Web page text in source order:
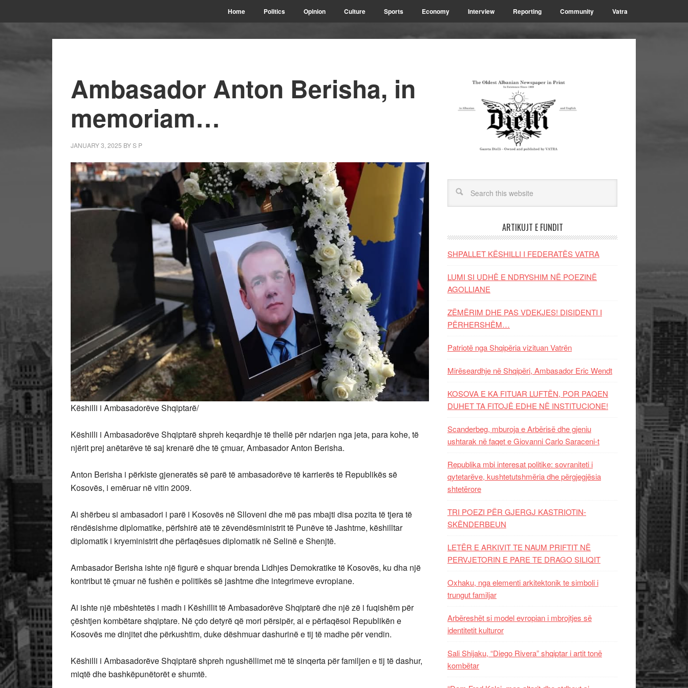
Home Politics Opinion Culture Sports Economy Interview Reporting Community Vatra
Ambasador Anton Berisha, in
memoriam…
JANUARY 3, 2025 BYS P
Këshilli i Ambasadorëve Shqiptarë/
Këshilli i Ambasadorëve Shqiptarë shpreh keqardhje të thellë për ndarjen nga jeta, para kohe, të
njërit prej anëtarëve të saj krenarë dhe të çmuar, Ambasador Anton Berisha.
Anton Berisha i përkiste gjeneratës së parë të ambasadorëve të karrierës të Republikës së
Kosovës, i emëruar në vitin 2009.
Ai shërbeu si ambasadori i parë i Kosovës në Slloveni dhe më pas mbajti disa pozita të tjera të
rëndësishme diplomatike, përfshirë atë të zëvendësministrit të Punëve të Jashtme, këshilltar
diplomatik i kryeministrit dhe përfaqësues diplomatik në Selinë e Shenjtë.
Ambasador Berisha ishte një figurë e shquar brenda Lidhjes Demokratike të Kosovës, ku dha një
kontribut të çmuar në fushën e politikës së jashtme dhe integrimeve evropiane.
Ai ishte një mbështetës i madh i Këshillit të Ambasadorëve Shqiptarë dhe një zë i fuqishëm për
çështjen kombëtare shqiptare. Në çdo detyrë që mori përsipër, ai e përfaqësoi Republikën e
Kosovës me dinjitet dhe përkushtim, duke dëshmuar dashurinë e tij të madhe për vendin.
Këshilli i Ambasadorëve Shqiptarë shpreh ngushëllimet më të sinqerta për familjen e tij të dashur,
miqtë dhe bashkëpunëtorët e shumtë.
ARTIKUJT E FUNDIT
SHPALLET KËSHILLI I FEDERATËS VATRA
LUMI SI UDHË E NDRYSHIM NË POEZINË
AGOLLIANE
ZËMËRIM DHE PAS VDEKJES! DISIDENTI I
PËRHERSHËM…
Patriotë nga Shqipëria vizituan Vatrën
Mirëseardhje në Shqipëri, Ambasador Eric Wendt
KOSOVA E KA FITUAR LUFTËN, POR PAQEN
DUHET TA FITOJË EDHE NË INSTITUCIONE!
Scanderbeg, mburoja e Arbërisë dhe gjeniu
ushtarak në faqet e Giovanni Carlo Saraceni-t
Republika mbi interesat politike: sovraniteti i
qytetarëve, kushtetutshmëria dhe përgjegjësia
shtetërore
TRI POEZI PËR GJERGJ KASTRIOTIN-
SKËNDERBEUN
LETËR E ARKIVIT TE NAUM PRIFTIT NË
PERVJETORIN E PARE TE DRAGO SILIQIT
Oxhaku, nga elementi arkitektonik te simboli i
trungut familjar
Arbëreshët si model evropian i mbrojtjes së
identitetit kulturor
Sali Shijaku, “Diego Rivera” shqiptar i artit tonë
kombëtar